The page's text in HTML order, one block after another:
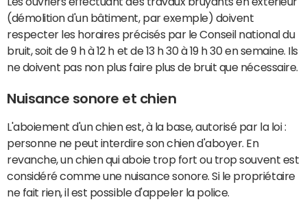
(démolition d'un bâtiment, par exemple) doivent
respecter les horaires précisés par le Conseil national du
bruit, soit de 9 h à 12 h et de 13 h 30 à 19 h 30 en semaine. Ils
ne doivent pas non plus faire plus de bruit que nécessaire.
Nuisance sonore et chien
L'aboiement d'un chien est, à la base, autorisé par la loi :
personne ne peut interdire son chien d'aboyer. En
revanche, un chien qui aboie trop fort ou trop souvent est
considéré comme une nuisance sonore. Si le propriétaire
ne fait rien, il est possible d'appeler la police.